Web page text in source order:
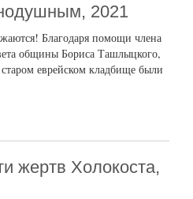
2021
Благодаря помощи члена
общины Бориса Ташлыцкого,
еврейском кладбище были
жертв Холокоста,